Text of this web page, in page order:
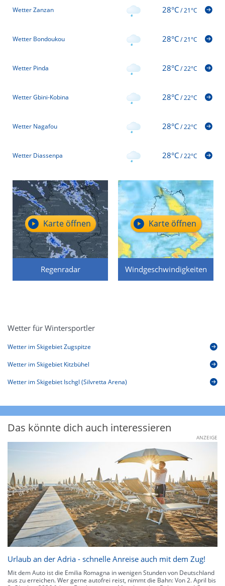
Wetter Zanzan 28°C/21°C
Wetter Bondoukou 28°C/21°C
Wetter Pinda 28°C/22°C
Wetter Gbini-Kobina 28°C/22°C
Wetter Nagafou 28°C/22°C
Wetter Diassenpa 28°C/22°C
Regenradar
Karte öffnen
Windgeschwindigkeiten
Karte öffnen
Wetter für Wintersportler
Wetter im Skigebiet Zugspitze
Wetter im Skigebiet Kitzbühel
Wetter im Skigebiet Ischgl (Silvretta Arena)
Das könnte dich auch interessieren
ANZEIGE
Urlaub an der Adria - schnelle Anreise auch mit dem Zug!
Mit dem Auto ist die Emilia Romagna in wenigen Stunden von Deutschland
aus zu erreichen. Wer gerne autofrei reist, nimmt die Bahn: Von 2. April bis